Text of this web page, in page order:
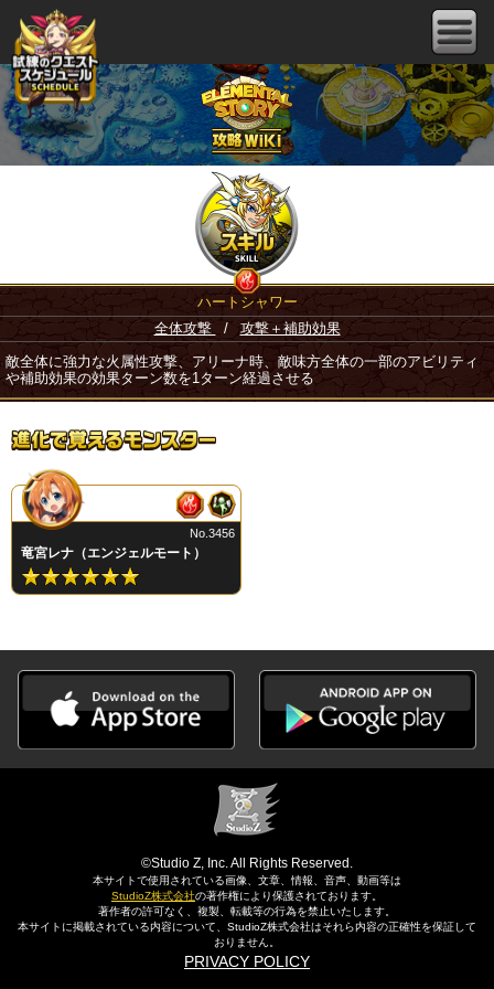
ハートシャワー
全体攻撃
/ 攻撃＋補助効果
敵全体に強力な火属性攻撃、アリーナ時、敵味方全体の一部のアビリティ
や補助効果の効果ターン数を1ターン経過させる
竜宮レナ（エンジェルモート）
No.3456
©Studio Z, Inc. All Rights Reserved.
本サイトで使用されている画像、文章、情報、音声、動画等は
StudioZ株式会社の著作権により保護されております。
著作者の許可なく、複製、転載等の行為を禁止いたします。
本サイトに掲載されている内容について、StudioZ株式会社はそれら内容の正確性を保証して
おりません。
PRIVACY POLICY